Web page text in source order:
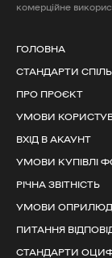
комерційне
ГОЛОВНА
СТАНДАРТИ
ПРО ПРОЄКТ
УМОВИ
ВХІД В АКАУНТ
УМОВИ КУПІВЛІ
РІЧНА ЗВІТНІСТЬ
УМОВИ
ПИТАННЯ
СТАНДАРТИ